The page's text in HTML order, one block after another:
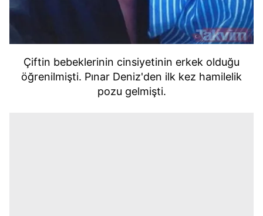
Çiftin bebeklerinin cinsiyetinin erkek olduğu
öğrenilmişti. Pınar Deniz'den ilk kez hamilelik
pozu gelmişti.